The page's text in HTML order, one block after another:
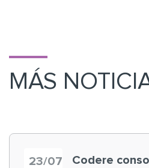
MÁS
23/07
Codere